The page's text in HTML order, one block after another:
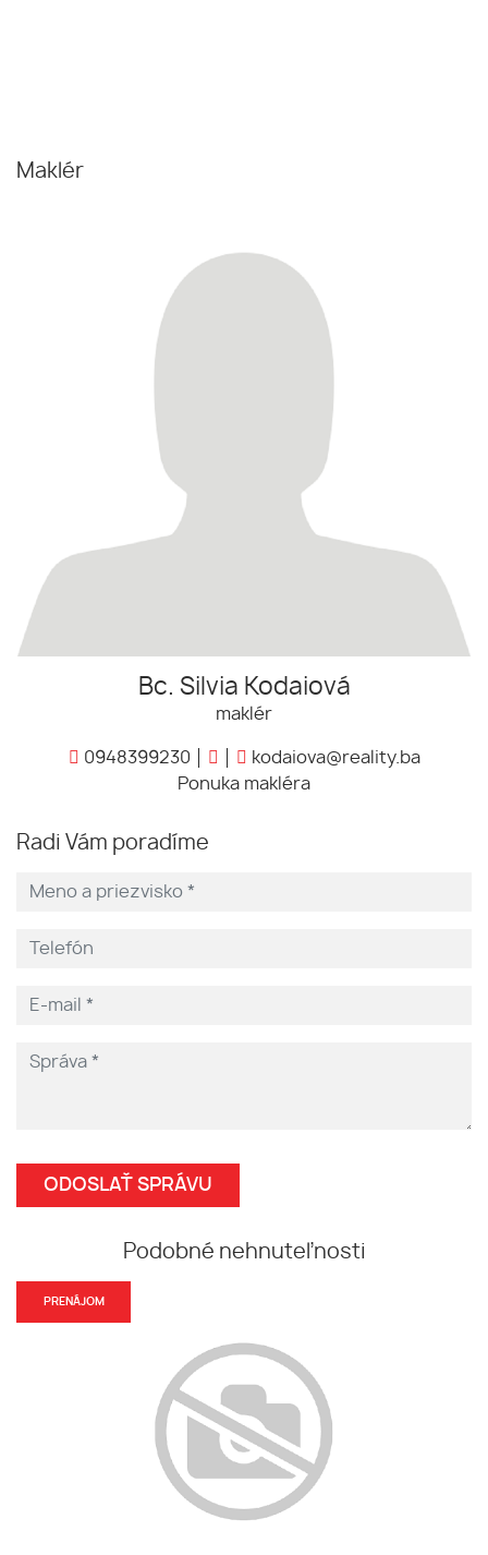
Maklér
Bc. Silvia Kodaiová
maklér
0948399230
kodaiova@reality.ba
Ponuka makléra
Radi Vám poradíme
Podobné nehnuteľnosti
PRENÁJOM